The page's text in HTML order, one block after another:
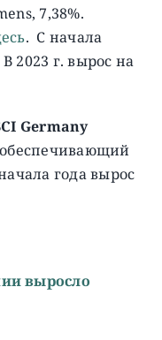
7,38%.
. C начала
2023 г. вырос на
Germany
обеспечивающий
года вырос
выросло